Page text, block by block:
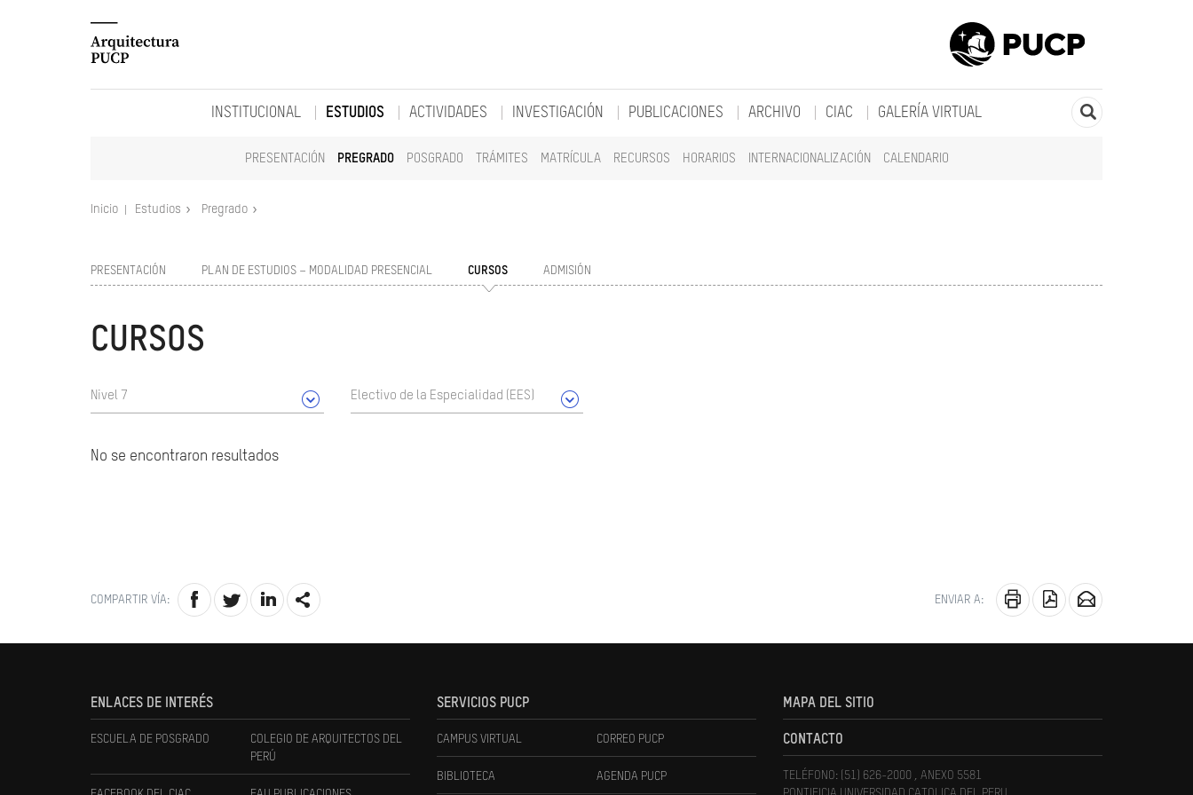
INSTITUCIONAL ESTUDIOS
PRESENTACIÓN PREGRADO POSGRADO TRÁMITES MATRÍCULA RECURSOS HORARIOS INTERNACIONALIZACIÓN CALENDARIO
ACTIVIDADES INVESTIGACIÓN PUBLICACIONES ARCHIVO CIAC GALERÍA VIRTUAL
Inicio Estudios Pregrado
PRESENTACIÓN PLAN DE ESTUDIOS – MODALIDAD PRESENCIAL CURSOS ADMISIÓN
CURSOS
Nivel 7 Electivo de la Especialidad (EES)
No se encontraron resultados
COMPARTIR VÍA: ENVIAR A:
ENLACES DE INTERÉS
ESCUELA DE POSGRADO
COLEGIO DE ARQUITECTOS DEL
PERÚ
SERVICIOS PUCP
CAMPUS VIRTUAL CORREO PUCP
BIBLIOTECA AGENDA PUCP
MAPA DEL SITIO
CONTACTO
TELÉFONO: (51) 626-2000 , ANEXO 5581